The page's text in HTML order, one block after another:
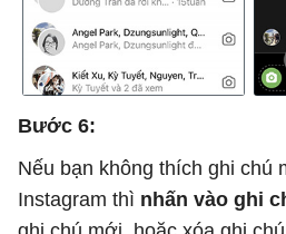
Bước 6:
Nếu bạn không thích ghi chú
Instagram thì nhấn vào ghi